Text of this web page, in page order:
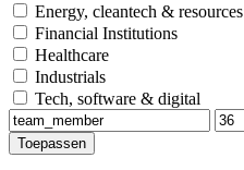
Energy, cleantech & resources
Financial Institutions
Healthcare
Industrials
Tech, software & digital